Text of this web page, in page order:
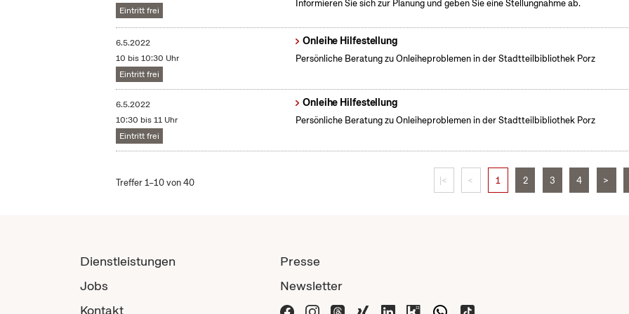
Eintritt frei
Informieren Sie sich zur Planung und geben Sie eine Stellungnahme ab.
6.5.2022
10 bis 10:30 Uhr
Eintritt frei
Onleihe Hilfestellung
Persönliche Beratung zu Onleiheproblemen in der Stadtteilbibliothek Porz
6.5.2022
10:30 bis 11 Uhr
Eintritt frei
Onleihe Hilfestellung
Persönliche Beratung zu Onleiheproblemen in der Stadtteilbibliothek Porz
Treffer 1–10 von 40 |< < 1 2 3 4 >
Dienstleistungen
Jobs
Kontakt
Presse
Newsletter